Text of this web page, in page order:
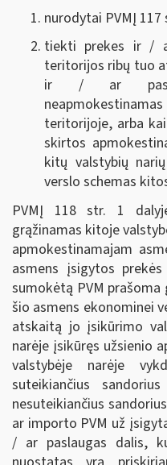
nurodytai PVMĮ
tiekti prekes ir /
teritorijos ribų tuo
ir / ar
teritorijoje, arba
skirtos
kitų valstybių
verslo schemas
PVMĮ 118 str. 1
grąžinamas kitoje
apmokestinamajam
asmens įsigytos
sumokėtą PVM
šio asmens ekonominei
atskaitą jo įsikūrimo
narėje įsikūręs užsienio
valstybėje narėje
suteikiančius
nesuteikiančius
ar importo PVM už
/ ar paslaugas dalis,